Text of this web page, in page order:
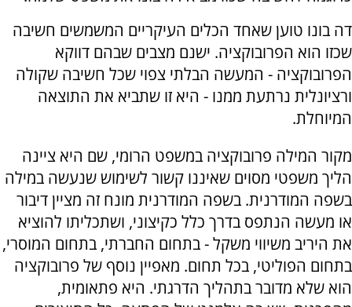
דה בונו טוען שאחד הכלים העיקריים המשמשים חשיבה
שכזו הוא הפרובוקציה. ישנם מצבים שבהם דווקא
הפרובוקציה - המעשה הבלתי צפוי שכל חשיבה שקולה
ורציונלית נרתעת ממנו - היא זו שתביא את התוצאה
המיוחלת.
מקור המילה פרובוקציה במשפט הרומי, שם היא ציינה
הליך משפטי מסוים שאיננו קשור לשימוש שנעשה במילה
בשפה המודרנית. בשפה המודרנית מונח זה מציין דיבור
או מעשה הנתפס בדרך כלל כקיצוני, ושתכליתו להוציא
את היריב משיווי משקל - בתחום החברתי, בתחום המוסרי,
בתחום הפוליטי, בכל תחום. מאפיין נוסף של פרובוקציה
הוא שלא מדובר בתהליך הדרגתי. היא פתאומית,